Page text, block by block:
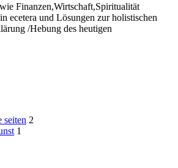
Finanzen,Wirtschaft,Spiritualität
ecetera und Lösungen zur holistischen
/Hebung des heutigen
seiten 2
1